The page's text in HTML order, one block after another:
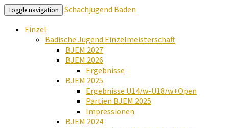
Toggle navigation
Schachjugend Baden
Einzel
Badische Jugend Einzelmeisterschaft
BJEM 2027
BJEM 2026
Ergebnisse
BJEM 2025
Ergebnisse U14/w-U18/w+Open
Partien BJEM 2025
Impressionen
BJEM 2024